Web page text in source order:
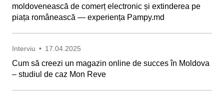
moldovenească de comerț electronic și extinderea pe
piața românească — experiența Pampy.md
Interviu • 17.04.2025
Cum să creezi un magazin online de succes în Moldova
– studiul de caz Mon Reve